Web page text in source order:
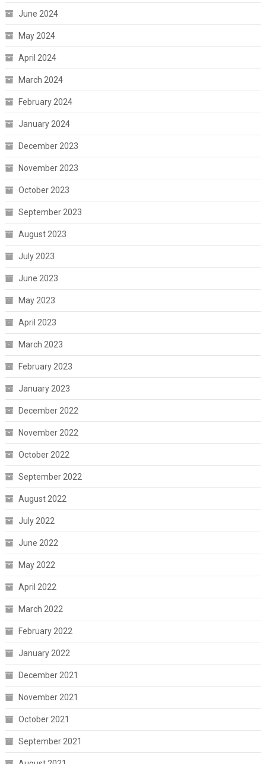
June 2024
May 2024
April 2024
March 2024
February 2024
January 2024
December 2023
November 2023
October 2023
September 2023
August 2023
July 2023
June 2023
May 2023
April 2023
March 2023
February 2023
January 2023
December 2022
November 2022
October 2022
September 2022
August 2022
July 2022
June 2022
May 2022
April 2022
March 2022
February 2022
January 2022
December 2021
November 2021
October 2021
September 2021